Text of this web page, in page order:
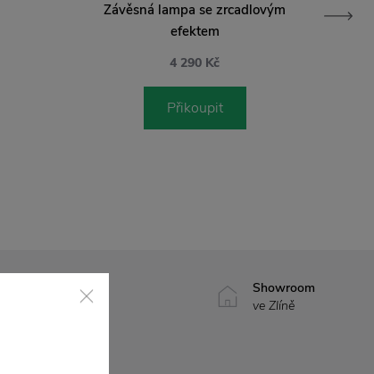
7500+ produktů
Showroom
ve Zlíně
Závěsná lampa se zrcadlovým
efektem
4 290 Kč
Přikoupit